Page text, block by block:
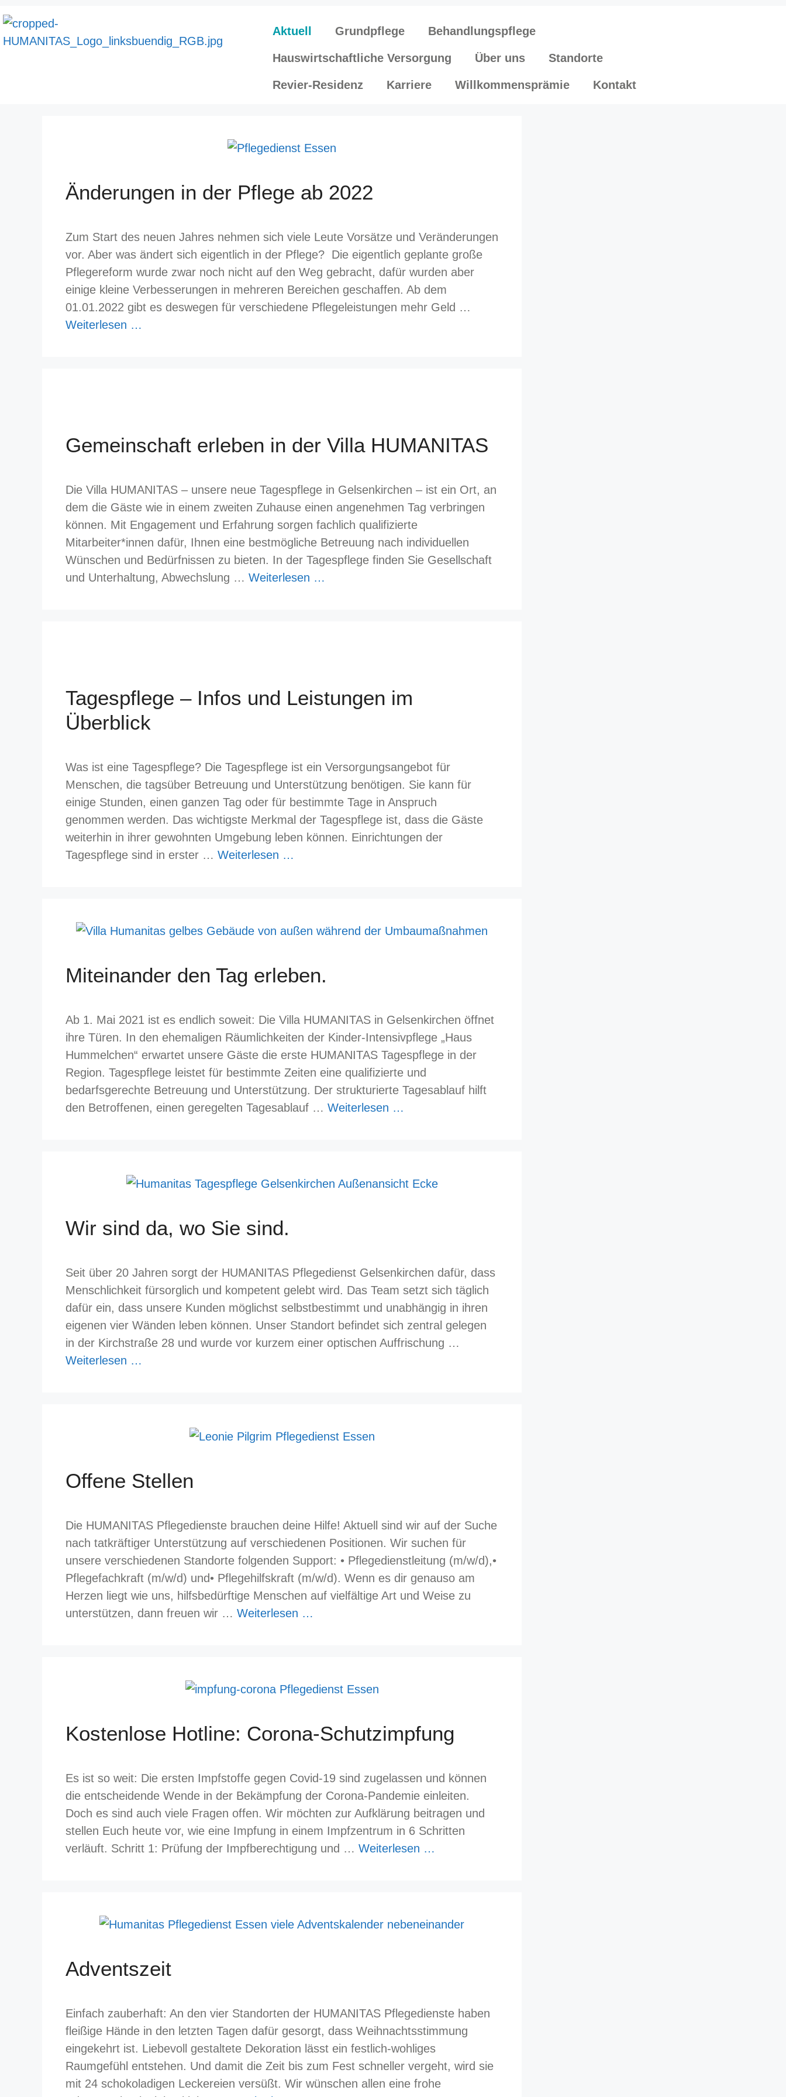
Aktuell Grundpflege Behandlungspflege
Hauswirtschaftliche Versorgung Über uns Standorte
Revier-Residenz Karriere Willkommensprämie Kontakt
Änderungen in der Pflege ab 2022
Zum Start des neuen Jahres nehmen sich viele Leute Vorsätze und Veränderungen
vor. Aber was ändert sich eigentlich in der Pflege? Die eigentlich geplante große
Pflegereform wurde zwar noch nicht auf den Weg gebracht, dafür wurden aber
einige kleine Verbesserungen in mehreren Bereichen geschaffen. Ab dem
01.01.2022 gibt es deswegen für verschiedene Pflegeleistungen mehr Geld …
Weiterlesen …
Gemeinschaft erleben in der Villa HUMANITAS
Die Villa HUMANITAS – unsere neue Tagespflege in Gelsenkirchen – ist ein Ort, an
dem die Gäste wie in einem zweiten Zuhause einen angenehmen Tag verbringen
können. Mit Engagement und Erfahrung sorgen fachlich qualifizierte
Mitarbeiter*innen dafür, Ihnen eine bestmögliche Betreuung nach individuellen
Wünschen und Bedürfnissen zu bieten. In der Tagespflege finden Sie Gesellschaft
und Unterhaltung, Abwechslung … Weiterlesen …
Tagespflege – Infos und Leistungen im
Überblick
Was ist eine Tagespflege? Die Tagespflege ist ein Versorgungsangebot für
Menschen, die tagsüber Betreuung und Unterstützung benötigen. Sie kann für
einige Stunden, einen ganzen Tag oder für bestimmte Tage in Anspruch
genommen werden. Das wichtigste Merkmal der Tagespflege ist, dass die Gäste
weiterhin in ihrer gewohnten Umgebung leben können. Einrichtungen der
Tagespflege sind in erster … Weiterlesen …
Miteinander den Tag erleben.
Ab 1. Mai 2021 ist es endlich soweit: Die Villa HUMANITAS in Gelsenkirchen öffnet
ihre Türen. In den ehemaligen Räumlichkeiten der Kinder-Intensivpflege „Haus
Hummelchen“ erwartet unsere Gäste die erste HUMANITAS Tagespflege in der
Region. Tagespflege leistet für bestimmte Zeiten eine qualifizierte und
bedarfsgerechte Betreuung und Unterstützung. Der strukturierte Tagesablauf hilft
den Betroffenen, einen geregelten Tagesablauf … Weiterlesen …
Wir sind da, wo Sie sind.
Seit über 20 Jahren sorgt der HUMANITAS Pflegedienst Gelsenkirchen dafür, dass
Menschlichkeit fürsorglich und kompetent gelebt wird. Das Team setzt sich täglich
dafür ein, dass unsere Kunden möglichst selbstbestimmt und unabhängig in ihren
eigenen vier Wänden leben können. Unser Standort befindet sich zentral gelegen
in der Kirchstraße 28 und wurde vor kurzem einer optischen Auffrischung …
Weiterlesen …
Offene Stellen
Die HUMANITAS Pflegedienste brauchen deine Hilfe! Aktuell sind wir auf der Suche
nach tatkräftiger Unterstützung auf verschiedenen Positionen. Wir suchen für
unsere verschiedenen Standorte folgenden Support: • Pflegedienstleitung (m/w/d),•
Pflegefachkraft (m/w/d) und• Pflegehilfskraft (m/w/d). Wenn es dir genauso am
Herzen liegt wie uns, hilfsbedürftige Menschen auf vielfältige Art und Weise zu
unterstützen, dann freuen wir … Weiterlesen …
Kostenlose Hotline: Corona-Schutzimpfung
Es ist so weit: Die ersten Impfstoffe gegen Covid-19 sind zugelassen und können
die entscheidende Wende in der Bekämpfung der Corona-Pandemie einleiten.
Doch es sind auch viele Fragen offen. Wir möchten zur Aufklärung beitragen und
stellen Euch heute vor, wie eine Impfung in einem Impfzentrum in 6 Schritten
verläuft. Schritt 1: Prüfung der Impfberechtigung und … Weiterlesen …
Adventszeit
Einfach zauberhaft: An den vier Standorten der HUMANITAS Pflegedienste haben
fleißige Hände in den letzten Tagen dafür gesorgt, dass Weihnachtsstimmung
eingekehrt ist. Liebevoll gestaltete Dekoration lässt ein festlich-wohliges
Raumgefühl entstehen. Und damit die Zeit bis zum Fest schneller vergeht, wird sie
mit 24 schokoladigen Leckereien versüßt. Wir wünschen allen eine frohe